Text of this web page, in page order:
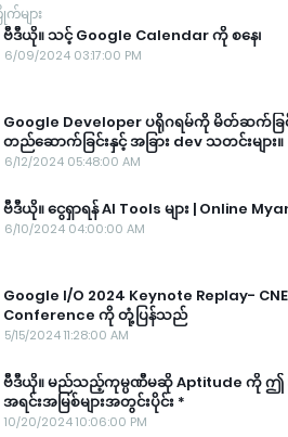
များ
ဗီဒီယို။ သင့် Google Calendar ကို စနေ၊
6/09/2024 03:17:00 PM
Google Developer ပရိုဂရမ်ကို မိတ်ဆက်ခြင်
တည်ဆောက်ခြင်းနှင့် အခြား dev သတင်းများ။
6/12/2024 05:48:00 AM
ဗီဒီယို။ ငွေရှာရန် AI Tools များ | Online
6/10/2024 04:00:00 AM
Google I/O 2024 Keynote Replay-
Conference ကို တုံ့ပြန်သည်
5/15/2024 11:28:00 AM
ဗီဒီယို။ မည်သည့်ကုမ္ပဏီမဆို Aptitude ကို ဤ
အရင်းအမြစ်များအတွင်းပိုင်း *
10/20/2024 10:06:00 PM